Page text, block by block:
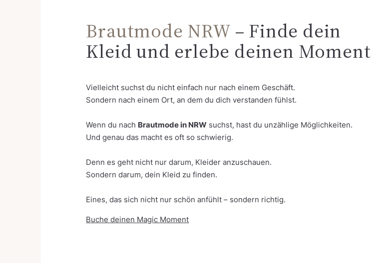
Brautmode NRW – Finde dein
Kleid und erlebe deinen Moment
Vielleicht suchst du nicht einfach nur nach einem Geschäft.
Sondern nach einem Ort, an dem du dich verstanden fühlst.
Wenn du nach Brautmode in NRW suchst, hast du unzählige Möglichkeiten.
Und genau das macht es oft so schwierig.
Denn es geht nicht nur darum, Kleider anzuschauen.
Sondern darum, dein Kleid zu finden.
Eines, das sich nicht nur schön anfühlt – sondern richtig.
Buche deinen Magic Moment